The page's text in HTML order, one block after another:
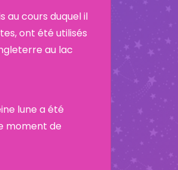
au cours duquel il
ont été utilisés
au lac
lune a été
moment de